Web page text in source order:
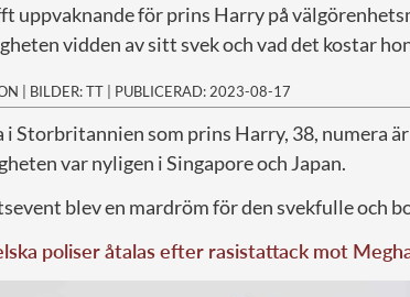
uppvaknande för prins Harry på
vidden av sitt svek och vad det kostar
| BILDER: TT | PUBLICERAD: 2023-08-17
i Storbritannien som prins Harry, 38, numera
var nyligen i Singapore och Japan.
blev en mardröm för den svekfulle och
poliser åtalas efter rasistattack mot